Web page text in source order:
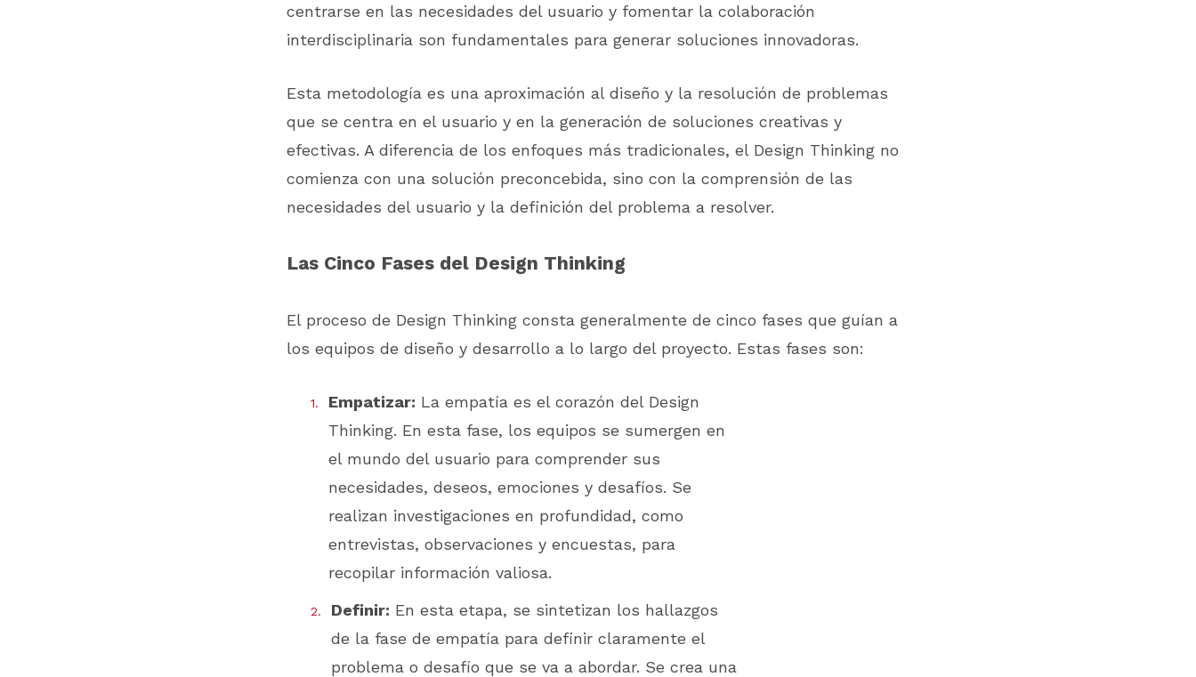
centrarse en las necesidades del usuario y fomentar la colaboración
interdisciplinaria son fundamentales para generar soluciones innovadoras.
Esta metodología es una aproximación al diseño y la resolución de problemas
que se centra en el usuario y en la generación de soluciones creativas y
efectivas. A diferencia de los enfoques más tradicionales, el Design Thinking no
comienza con una solución preconcebida, sino con la comprensión de las
necesidades del usuario y la definición del problema a resolver.
Las Cinco Fases del Design Thinking
El proceso de Design Thinking consta generalmente de cinco fases que guían a
los equipos de diseño y desarrollo a lo largo del proyecto. Estas fases son:
Empatizar: La empatía es el corazón del Design
Thinking. En esta fase, los equipos se sumergen en
el mundo del usuario para comprender sus
necesidades, deseos, emociones y desafíos. Se
realizan investigaciones en profundidad, como
entrevistas, observaciones y encuestas, para
recopilar información valiosa.
Definir: En esta etapa, se sintetizan los hallazgos
de la fase de empatía para definir claramente el
problema o desafío que se va a abordar. Se crea una